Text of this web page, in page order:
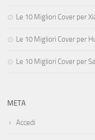
Le 10 Migliori Cover per
Le 10 Migliori Cover per
Le 10 Migliori Cover per
META
Accedi